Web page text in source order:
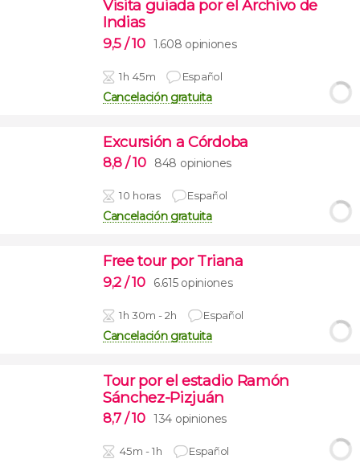
Visita guiada por el Archivo de
Indias
9,5 / 10 1.608 opiniones
1h 45m Español
Cancelación gratuita
Excursión a Córdoba
8,8 / 10 848 opiniones
10 horas Español
Cancelación gratuita
Free tour por Triana
9,2 / 10 6.615 opiniones
1h 30m - 2h Español
Cancelación gratuita
Tour por el estadio Ramón
Sánchez-Pizjuán
8,7 / 10 134 opiniones
45m - 1h Español